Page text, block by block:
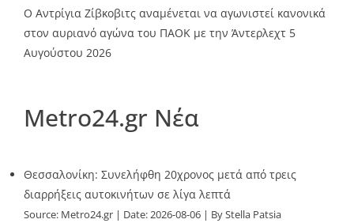
Ο Αντρίγια Ζίβκοβιτς αναμένεται να αγωνιστεί κανονικά
στον αυριανό αγώνα του ΠΑΟΚ με την Άντερλεχτ 5
Αυγούστου 2026
Metro24.gr Νέα
Θεσσαλονίκη: Συνελήφθη 20χρονος μετά από τρεις
διαρρήξεις αυτοκινήτων σε λίγα λεπτά
Source: Metro24.gr Date: 2026-08-06 By Stella Patsia